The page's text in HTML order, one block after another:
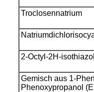
Troclosennatrium
2-Octyl-2H-
Gemisch aus 1-
Phenoxypropanol